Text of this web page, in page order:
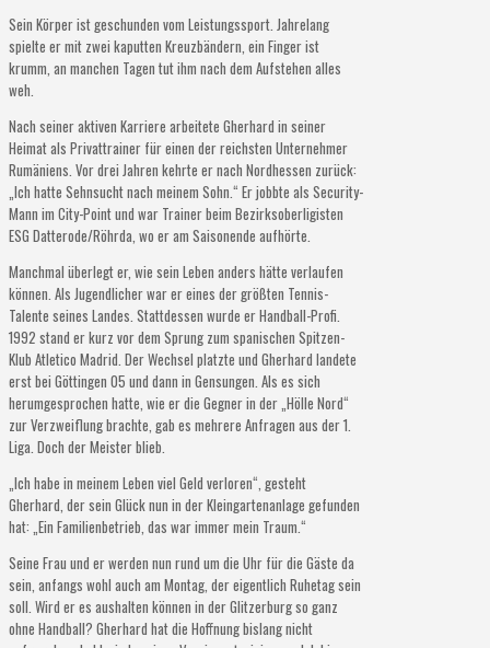
Sein Körper ist geschunden vom Leistungssport. Jahrelang
spielte er mit zwei kaputten Kreuzbändern, ein Finger ist
krumm, an manchen Tagen tut ihm nach dem Aufstehen alles
weh.
Nach seiner aktiven Karriere arbeitete Gherhard in seiner
Heimat als Privattrainer für einen der reichsten Unternehmer
Rumäniens. Vor drei Jahren kehrte er nach Nordhessen zurück:
„Ich hatte Sehnsucht nach meinem Sohn.“ Er jobbte als Security-
Mann im City-Point und war Trainer beim Bezirksoberligisten
ESG Datterode/Röhrda, wo er am Saisonende aufhörte.
Manchmal überlegt er, wie sein Leben anders hätte verlaufen
können. Als Jugendlicher war er eines der größten Tennis-
Talente seines Landes. Stattdessen wurde er Handball-Profi.
1992 stand er kurz vor dem Sprung zum spanischen Spitzen-
Klub Atletico Madrid. Der Wechsel platzte und Gherhard landete
erst bei Göttingen 05 und dann in Gensungen. Als es sich
herumgesprochen hatte, wie er die Gegner in der „Hölle Nord“
zur Verzweiflung brachte, gab es mehrere Anfragen aus der 1.
Liga. Doch der Meister blieb.
„Ich habe in meinem Leben viel Geld verloren“, gesteht
Gherhard, der sein Glück nun in der Kleingartenanlage gefunden
hat: „Ein Familienbetrieb, das war immer mein Traum.“
Seine Frau und er werden nun rund um die Uhr für die Gäste da
sein, anfangs wohl auch am Montag, der eigentlich Ruhetag sein
soll. Wird er es aushalten können in der Glitzerburg so ganz
ohne Handball? Gherhard hat die Hoffnung bislang nicht